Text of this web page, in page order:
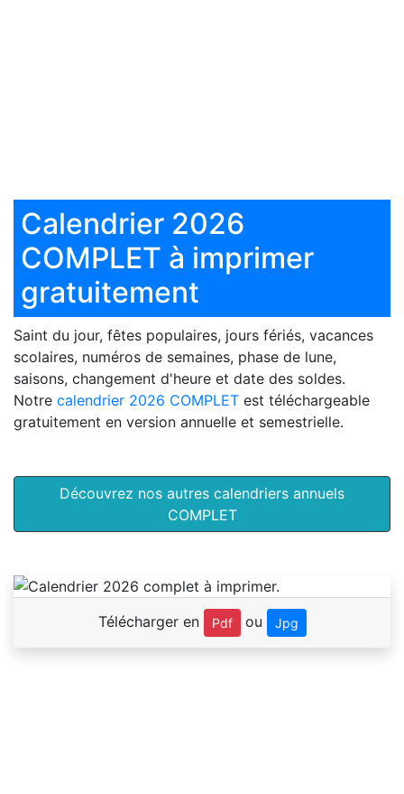
Calendrier 2026
COMPLET à imprimer
gratuitement
Saint du jour, fêtes populaires, jours fériés, vacances
scolaires, numéros de semaines, phase de lune,
saisons, changement d'heure et date des soldes.
Notre calendrier 2026 COMPLET est téléchargeable
gratuitement en version annuelle et semestrielle.
Découvrez nos autres calendriers annuels
COMPLET
Télécharger en Pdf ou Jpg